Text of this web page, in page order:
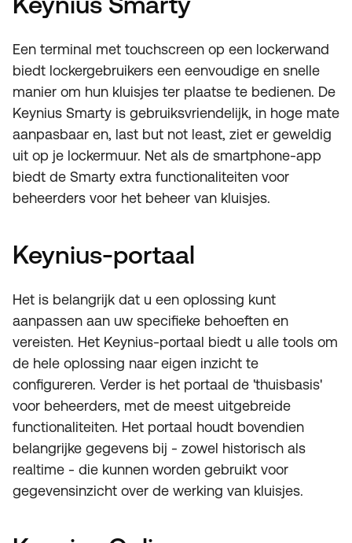
Een terminal met touchscreen op een lockerwand
biedt lockergebruikers een eenvoudige en snelle
manier om hun kluisjes ter plaatse te bedienen. De
Keynius Smarty is gebruiksvriendelijk, in hoge mate
aanpasbaar en, last but not least, ziet er geweldig
uit op je lockermuur. Net als de smartphone-app
biedt de Smarty extra functionaliteiten voor
beheerders voor het beheer van kluisjes.
Keynius-portaal
Het is belangrijk dat u een oplossing kunt
aanpassen aan uw specifieke behoeften en
vereisten. Het Keynius-portaal biedt u alle tools om
de hele oplossing naar eigen inzicht te
configureren. Verder is het portaal de 'thuisbasis'
voor beheerders, met de meest uitgebreide
functionaliteiten. Het portaal houdt bovendien
belangrijke gegevens bij - zowel historisch als
realtime - die kunnen worden gebruikt voor
gegevensinzicht over de werking van kluisjes.